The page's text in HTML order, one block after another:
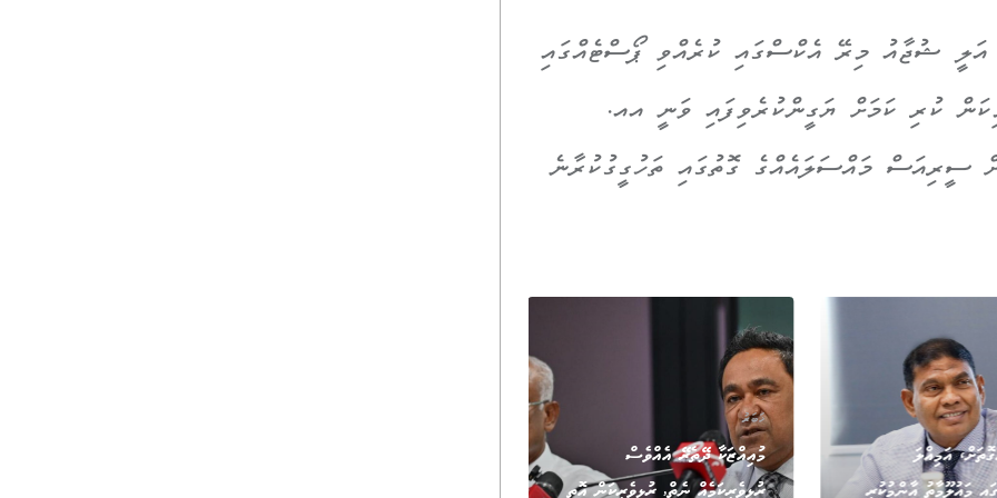
ޝުޖާއު މިރޭ އެކްސްގައި ކުރެއްވި ޕޯސްޓެއްގައި
ކުރި ކަމަށް ޔަގީންކުރެވިފައި ވަނީ އއ.
ސީރިއަސް މައްސަލައެއްގެ ގޮތުގައި ތަހުގީގުކުރާނެ
އަމިއްލަ
މައުލޫމާތު އާންމުކުރި
ޚަބަރު
މުއިއްޒަކާ ދޭތެރޭ އެއްވެސް
ރުޅިވެރިކަމެއް ނެތް, ރުޅިވެރިކަން އޮތީ